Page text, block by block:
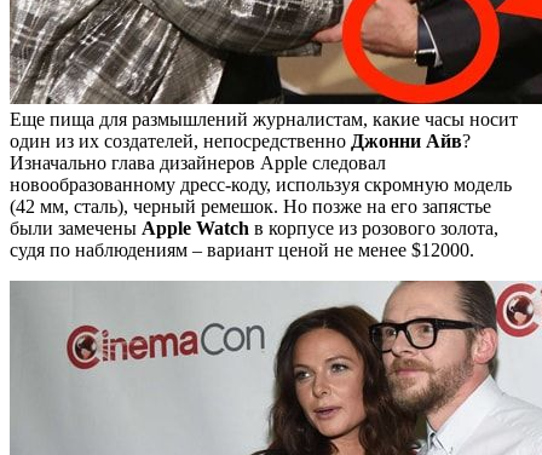
Еще пища для размышлений журналистам, какие часы носит
один из их создателей, непосредственно Джонни Айв?
Изначально глава дизайнеров Apple следовал
новообразованному дресс-коду, используя скромную модель
(42 мм, сталь), черный ремешок. Но позже на его запястье
были замечены Apple Watch в корпусе из розового золота,
судя по наблюдениям – вариант ценой не менее $12000.